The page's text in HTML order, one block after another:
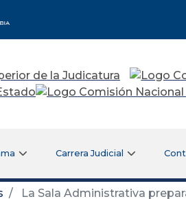
Carrera Judicial
La Sala Administrativa